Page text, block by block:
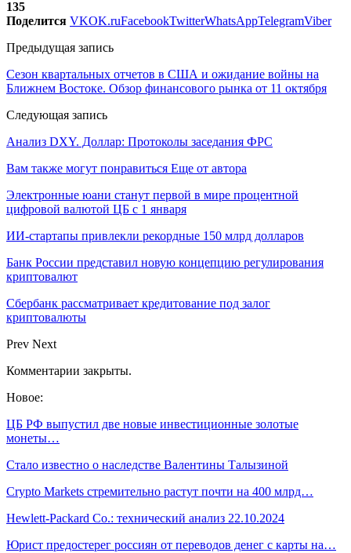
135
Поделится VKOK.ruFacebookTwitterWhatsAppTelegramViber
Предыдущая запись
Сезон квартальных отчетов в США и ожидание войны на
Ближнем Востоке. Обзор финансового рынка от 11 октября
Следующая запись
Анализ DXY. Доллар: Протоколы заседания ФРС
Вам также могут понравиться Еще от автора
Электронные юани станут первой в мире процентной
цифровой валютой ЦБ с 1 января
ИИ-стартапы привлекли рекордные 150 млрд долларов
Банк России представил новую концепцию регулирования
криптовалют
Сбербанк рассматривает кредитование под залог
криптовалюты
Prev Next
Комментарии закрыты.
Новое:
ЦБ РФ выпустил две новые инвестиционные золотые
монеты…
Стало известно о наследстве Валентины Талызиной
Crypto Markets стремительно растут почти на 400 млрд…
Hewlett-Packard Co.: технический анализ 22.10.2024
Юрист предостерег россиян от переводов денег с карты на…